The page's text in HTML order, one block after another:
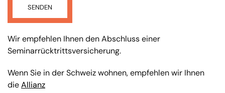
SENDEN
Wir empfehlen Ihnen den Abschluss einer
Seminarrücktrittsversicherung.
Wenn Sie in der Schweiz wohnen, empfehlen wir Ihnen
dieAllianz